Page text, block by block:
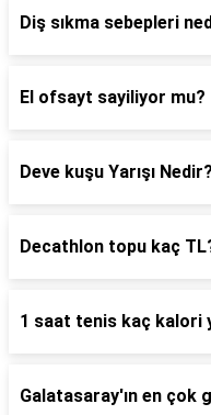
Diş sıkma sebepleri
El ofsayt sayiliyor mu?
Deve kuşu Yarışı Nedir?
Decathlon topu kaç
1 saat tenis kaç kalori
Galatasaray'ın en çok